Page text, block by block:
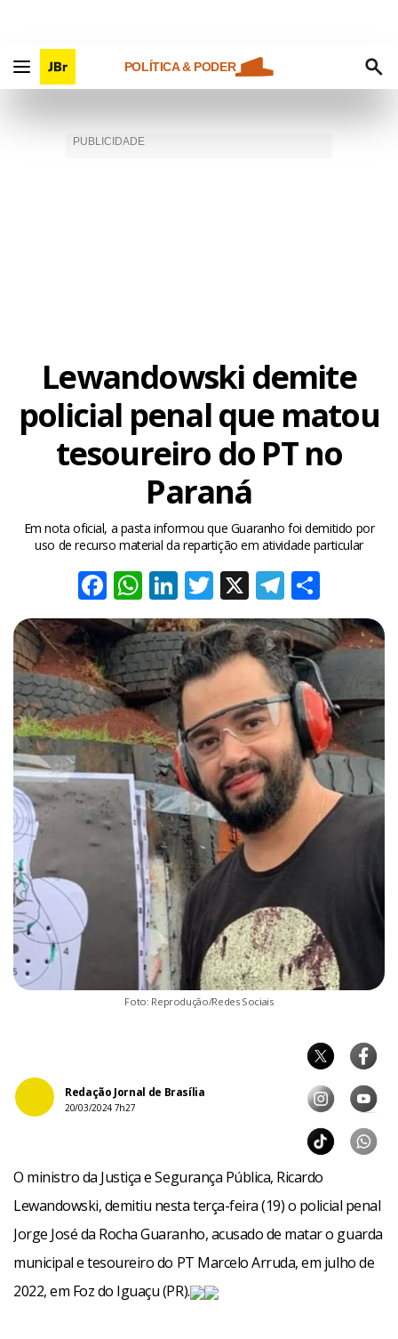
POLÍTICA & PODER
Lewandowski demite
policial penal que matou
tesoureiro do PT no
Paraná
Em nota oficial, a pasta informou que Guaranho foi demitido por
uso de recurso material da repartição em atividade particular
Facebook
WhatsApp
LinkedIn
Twitter
X
Foto: Reprodução/Redes Sociais
Redação Jornal de Brasília
20/03/2024 7h27
O ministro da Justiça e Segurança Pública, Ricardo
Lewandowski, demitiu nesta terça-feira (19) o policial penal
Jorge José da Rocha Guaranho, acusado de matar o guarda
municipal e tesoureiro do PT Marcelo Arruda, em julho de
2022, em Foz do Iguaçu (PR).